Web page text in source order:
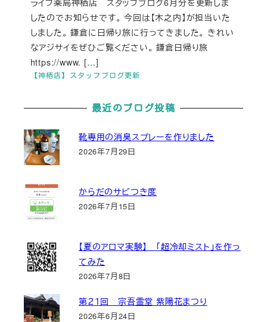
【神栖店】スタッフブログ更新
したのでお知らせです。 今回は【木之内】が担当いた
しました。 鎌倉に日帰り旅に行ってきました。 きれい
なアジサイをぜひご覧ください。 鎌倉日帰り旅
https://www. […]
最近のブログ投稿
靴専用の消臭スプレーを作りました
2026年7月29日
からだのサビつき度
2026年7月15日
【夏のアロマ実験】 「超冷却ミスト」を作っ
てみた
2026年7月8日
第２１回 宗吾霊堂 紫陽花まつり
2026年6月24日